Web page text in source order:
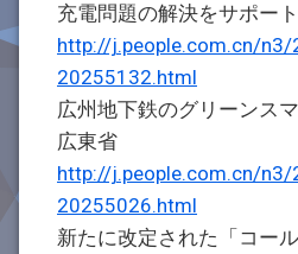
充電問題の解決をサポート
http://j.people.com.cn/
20255132.html
広州地下鉄のグリーンス
広東省
http://j.people.com.cn/
20255026.html
新たに改定された「コー